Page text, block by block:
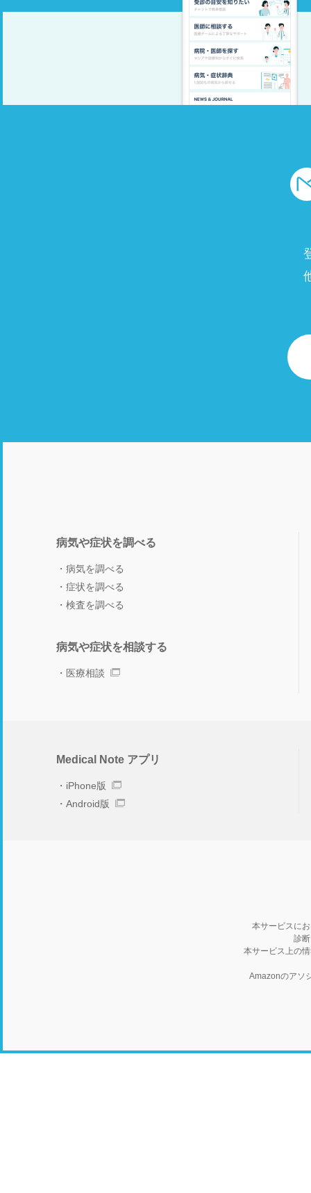
病気や症状を調べる
病気を調べる
症状を調べる
検査を調べる
病気や症状を相談する
医療相談
Medical Note アプリ
iPhone版
Android版
本サービスに
診
本サービス上の
Amazonのアソ